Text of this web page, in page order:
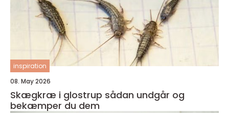
inspiration
08. May 2026
Skægkræ i glostrup sådan undgår og
bekæmper du dem